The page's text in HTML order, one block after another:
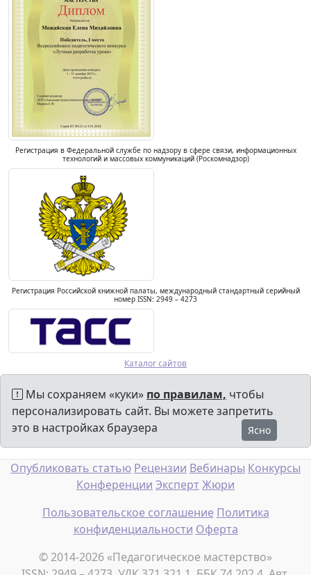
Регистрация в Федеральной службе по надзору в сфере связи, информационных
технологий и массовых коммуникаций (Роскомнадзор)
Регистрация Российской книжной палаты, международный стандартный серийный
номер ISSN: 2949 – 4273
Каталог сайтов
Мы сохраняем «куки» по правилам, чтобы
персонализировать сайт. Вы можете запретить
это в настройках браузера
Ясно
Опубликовать статью Рецензии Вебинары Конкурсы
Конференции ЭкспертЖюри
Пользовательское соглашение Политика
конфиденциальности Оферта
© 2014-2026 «Педагогическое мастерство»